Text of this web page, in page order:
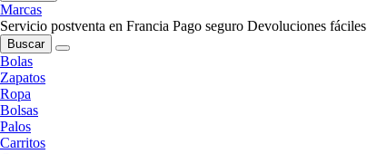
Marcas
Servicio postventa en Francia Pago seguro Devoluciones fáciles
Buscar
Bolas
Zapatos
Ropa
Bolsas
Palos
Carritos